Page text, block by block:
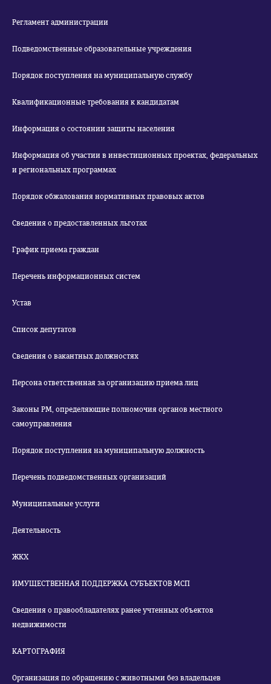
Регламент администрации
Подведомственные образовательные учреждения
Порядок поступления на муниципальную службу
Квалификационные требования к кандидатам
Информация о состоянии защиты населения
Информация об участии в инвестиционных проектах, федеральных
и региональных программах
Порядок обжалования нормативных правовых актов
Сведения о предоставленных льготах
График приема граждан
Перечень информационных систем
Устав
Список депутатов
Сведения о вакантных должностях
Персона ответственная за организацию приема лиц
Законы РМ, определяющие полномочия органов местного
самоуправления
Порядок поступления на муниципальную должность
Перечень подведомственных организаций
Муниципальные услуги
Деятельность
ЖКХ
ИМУЩЕСТВЕННАЯ ПОДДЕРЖКА СУБЪЕКТОВ МСП
Сведения о правообладателях ранее учтенных объектов
недвижимости
КАРТОГРАФИЯ
Организация по обращению с животными без владельцев